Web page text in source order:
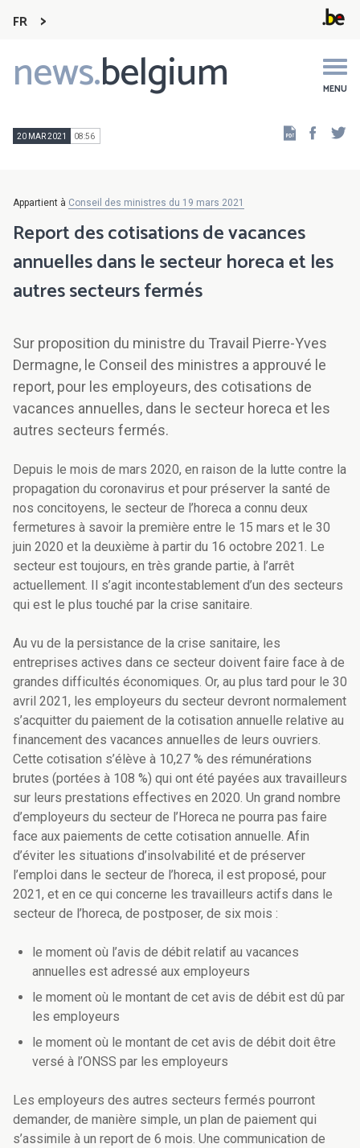
FR
news.belgium MENU
Main
navigation
20 MAR 2021 08:56
Appartient à Conseil des ministres du 19 mars 2021
Report des cotisations de vacances
annuelles dans le secteur horeca et les
autres secteurs fermés
Sur proposition du ministre du Travail Pierre-Yves
Dermagne, le Conseil des ministres a approuvé le
report, pour les employeurs, des cotisations de
vacances annuelles, dans le secteur horeca et les
autres secteurs fermés.
Depuis le mois de mars 2020, en raison de la lutte contre la
propagation du coronavirus et pour préserver la santé de
nos concitoyens, le secteur de l’horeca a connu deux
fermetures à savoir la première entre le 15 mars et le 30
juin 2020 et la deuxième à partir du 16 octobre 2021. Le
secteur est toujours, en très grande partie, à l’arrêt
actuellement. Il s’agit incontestablement d’un des secteurs
qui est le plus touché par la crise sanitaire.
Au vu de la persistance de la crise sanitaire, les
entreprises actives dans ce secteur doivent faire face à de
grandes difficultés économiques. Or, au plus tard pour le 30
avril 2021, les employeurs du secteur devront normalement
s’acquitter du paiement de la cotisation annuelle relative au
financement des vacances annuelles de leurs ouvriers.
Cette cotisation s’élève à 10,27 % des rémunérations
brutes (portées à 108 %) qui ont été payées aux travailleurs
sur leurs prestations effectives en 2020. Un grand nombre
d’employeurs du secteur de l’Horeca ne pourra pas faire
face aux paiements de cette cotisation annuelle. Afin
d’éviter les situations d’insolvabilité et de préserver
l’emploi dans le secteur de l’horeca, il est proposé, pour
2021, et en ce qui concerne les travailleurs actifs dans le
secteur de l’horeca, de postposer, de six mois :
le moment où l’avis de débit relatif au vacances
annuelles est adressé aux employeurs
le moment où le montant de cet avis de débit est dû par
les employeurs
le moment où le montant de cet avis de débit doit être
versé à l’ONSS par les employeurs
Les employeurs des autres secteurs fermés pourront
demander, de manière simple, un plan de paiement qui
s’assimile à un report de 6 mois. Une communication de